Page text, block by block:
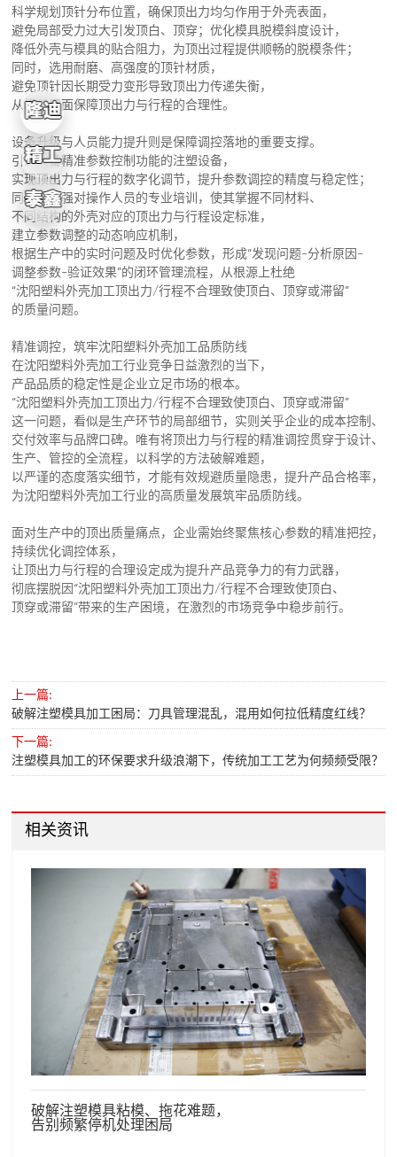
科学规划顶针分布位置，确保顶出力均匀作用于外壳表面，
避免局部受力过大引发顶白、顶穿；优化模具脱模斜度设计，
降低外壳与模具的贴合阻力，为顶出过程提供顺畅的脱模条件；
同时，选用耐磨、高强度的顶针材质，
避免顶针因长期受力变形导致顶出力传递失衡，
从模具层面保障顶出力与行程的合理性。
设备升级与人员能力提升则是保障调控落地的重要支撑。
引入具备精准参数控制功能的注塑设备，
实现顶出力与行程的数字化调节，提升参数调控的精度与稳定性；
同时，加强对操作人员的专业培训，使其掌握不同材料、
不同结构的外壳对应的顶出力与行程设定标准，
建立参数调整的动态响应机制，
根据生产中的实时问题及时优化参数，形成“发现问题-分析原因-
调整参数-验证效果”的闭环管理流程，从根源上杜绝
“沈阳塑料外壳加工顶出力/行程不合理致使顶白、顶穿或滞留”
的质量问题。
精准调控，筑牢沈阳塑料外壳加工品质防线
在沈阳塑料外壳加工行业竞争日益激烈的当下，
产品品质的稳定性是企业立足市场的根本。
“沈阳塑料外壳加工顶出力/行程不合理致使顶白、顶穿或滞留”
这一问题，看似是生产环节的局部细节，实则关乎企业的成本控制、
交付效率与品牌口碑。唯有将顶出力与行程的精准调控贯穿于设计、
生产、管控的全流程，以科学的方法破解难题，
以严谨的态度落实细节，才能有效规避质量隐患，提升产品合格率，
为沈阳塑料外壳加工行业的高质量发展筑牢品质防线。
面对生产中的顶出质量痛点，企业需始终聚焦核心参数的精准把控，
持续优化调控体系，
让顶出力与行程的合理设定成为提升产品竞争力的有力武器，
彻底摆脱因“沈阳塑料外壳加工顶出力/行程不合理致使顶白、
顶穿或滞留”带来的生产困境，在激烈的市场竞争中稳步前行。
上一篇:
破解注塑模具加工困局：刀具管理混乱，混用如何拉低精度红线？
下一篇:
注塑模具加工的环保要求升级浪潮下，传统加工工艺为何频频受限？
相关资讯
破解注塑模具粘模、拖花难题，
告别频繁停机处理困局